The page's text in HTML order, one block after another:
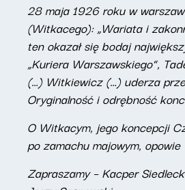
28 maja 1926 roku w
(Witkacego): „Wariata i
ten okazał się bodaj
„Kuriera Warszawskiego”,
(…) Witkiewicz (…) uderza
Oryginalność i odrębność
O Witkacym, jego koncepcji
po zamachu majowym,
Zapraszamy – Kacper